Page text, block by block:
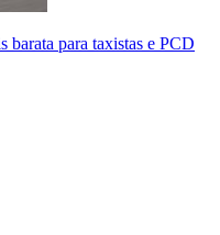
para taxistas e PCD